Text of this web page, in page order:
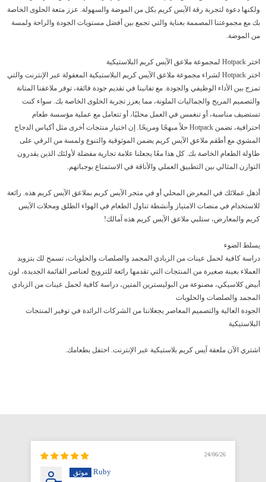
ولكنها دعوة لتجربة رقة الآيس كريم بكل من الموضة والسهولة. عزز متعة الحلوى الخاصة
بك مع مجموعتنا المصممة بعناية والتي تجمع بين أفضل مستويات الجودة والراحة ولمسة
من الموضة.
اختر Hotpack لمجموعة ملاعق الآيس كريم البلاستيكية
اختر Hotpack لشراء مجموعة ملاعق الآيس كريم البلاستيكية المعقولة عبر الإنترنت والتي
تمزج بين الأداء الوظيفي والجودة. مع تفانينا في تقديم جودة فائقة، توفر ملاعقنا المتانة
والتصميم المريح والجماليات الملونة، مما يعزز تجربة الحلوى الخاصة بك. سواء كنت
تستضيف مناسبة، أو تنغمس في العمل محليًا، أو تتعامل مع عملية مؤسسة طعام
احترافية، تضمن Hotpack حلاً مبهجًا ومريحًا. إن اختيار منتجات أخرى مثل أكياس الدجاج
المشوي مع أطقم ملاعق الآيس كريم يضمن الموثوقية والتنوع ولمسة من الرقي على
طاولة الطعام الخاصة بك. كل هذا معًا يجعلنا علامة تجارية مفضلة لأولئك الذين يقدرون
التوازن المثالي بين التطبيق العملي والأناقة في الاستمتاع بوجباتهم.
أذهل عملائك في المعرض المحلي أو في متجر الآيس كريم بملاعق الآيس كريم هذه. رائعة
للاستخدام في منصات الامتياز وأنشطة تناول الطعام في الهواء الطلق ومحلات الآيس
كريم والمعارض، ستلبي ملاعق الآيس كريم هذه آمالك!
يسلط الضوء
دراسة كافية لحمل عينات من الزبادي المجمد والصلصات والحلويات، تسمح لك بتزويد
العملاء بعينة صغيرة من المنتجات التي تقدمها رائعة للترويج لعناصر القائمة الجديدة، لون
أبيض كلاسيكي، مصنوعة من البوليسترين المتين، دراسة كافية لحمل عينات من الزبادي
المجمد والصلصات والحلويات
الجودة العالية والتصميم المعاصر يجعلاننا من الشركات الرائدة في توفير المنتجات
البلاستيكية
اشتري الآن ملعقة آيس كريم بلاستيكية عبر الإنترنت. احتفل بطعامك.
24/06/26
Ruby